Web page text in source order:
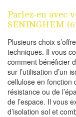
Parlez-en avec
SENINGHEM
Plusieurs choix
techniques. Il vous
comment bénéficier
sur l’utilisation d’un
cellulose en fonction
résistance ou de
de l’espace. Il vous
d’isolation sol et